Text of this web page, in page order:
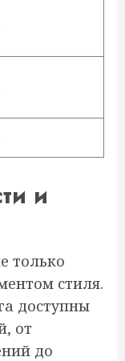
и
только
стиля.
доступны
от
до